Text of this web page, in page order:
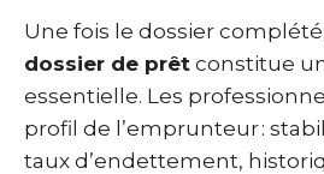
Une fois le dossier complété,
dossier de prêt constitue
essentielle. Les
profil de l’emprunteur :
taux d’endettement,